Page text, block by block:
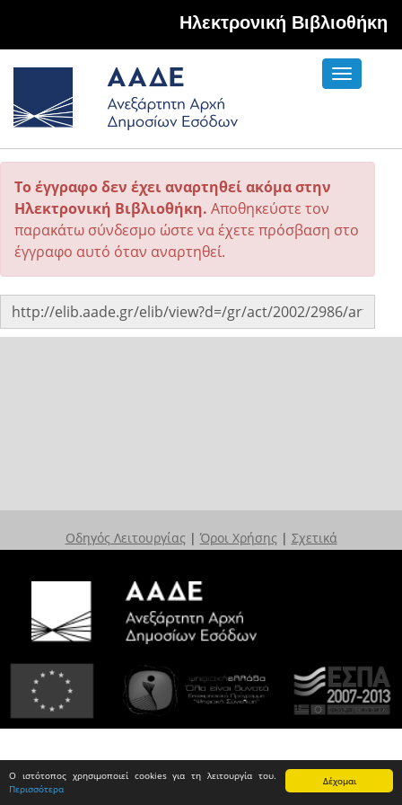
Δέχομαι
Ο ιστότοπος χρησιμοποιεί cookies για τη λειτουργία του.
Περισσότερα
Hλεκτρονική Βιβλιοθήκη
Toggle
Το έγγραφο δεν έχει αναρτηθεί ακόμα στην
Ηλεκτρονική Βιβλιοθήκη. Αποθηκεύστε τον
παρακάτω σύνδεσμο ώστε να έχετε πρόσβαση στο
έγγραφο αυτό όταν αναρτηθεί.
Οδηγός Λειτουργίας | Όροι Χρήσης | Σχετικά